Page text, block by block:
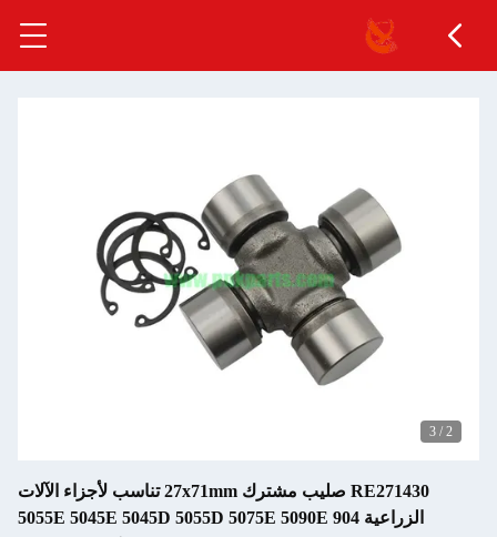
2
/
3
RE271430 صليب مشترك 27x71mm تناسب لأجزاء الآلات
الزراعية 904 5055E 5045E 5045D 5055D 5075E 5090E